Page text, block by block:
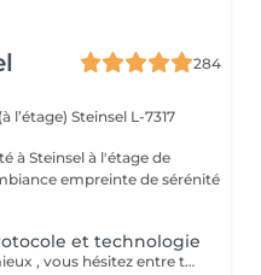
284
l’étage) Steinsel L-7317
à Steinsel à l'étage de
empreinte de sérénité
et technologie
Vous désirez un soin adapté au mieux , vous hésitez entre toutes nos techniques , machines et protocoles divers. Nous avons donc mis en place ce moment privilégié avec une esthéticienne , qui vous écoutera et répondra à vos attentes en vous conseillant au mieux . Les 25€ de la consultation vous seront déduits de votre soin si vous prenez rdv .